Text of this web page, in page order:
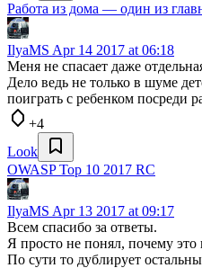
Работа из дома — один из
IlyaMS Apr 14 2017 at 06:18
Меня не спасает даже
Дело ведь не только в шуме
поиграть с ребенком посреди
+4
Look
OWASP Top 10 2017 RC
IlyaMS Apr 13 2017 at 09:17
Всем спасибо за ответы.
Я просто не понял, почему
По сути то дублирует